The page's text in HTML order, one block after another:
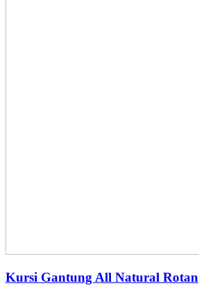
Kursi Gantung All Natural Rotan